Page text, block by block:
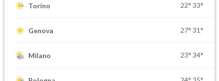
Torino 22° 33°
Genova 27° 31°
Milano 23° 34°